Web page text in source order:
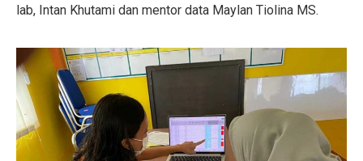
lab, Intan Khutami dan mentor data Maylan Tiolina MS.